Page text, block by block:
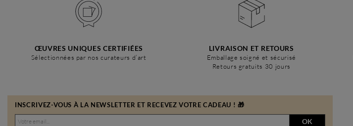
ŒUVRES UNIQUES CERTIFIÉES
Sélectionnées par nos curateurs d’art
LIVRAISON ET RETOURS
Emballage soigné et sécurisé
Retours gratuits 30 jours
INSCRIVEZ-VOUS À LA NEWSLETTER ET RECEVEZ VOTRE CADEAU ! 🎁
OK